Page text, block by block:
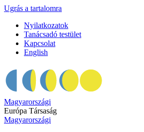
Ugrás a tartalomra
Nyilatkozatok
Tanácsadó testület
Kapcsolat
English
Magyarországi
Európa Társaság
Magyarországi